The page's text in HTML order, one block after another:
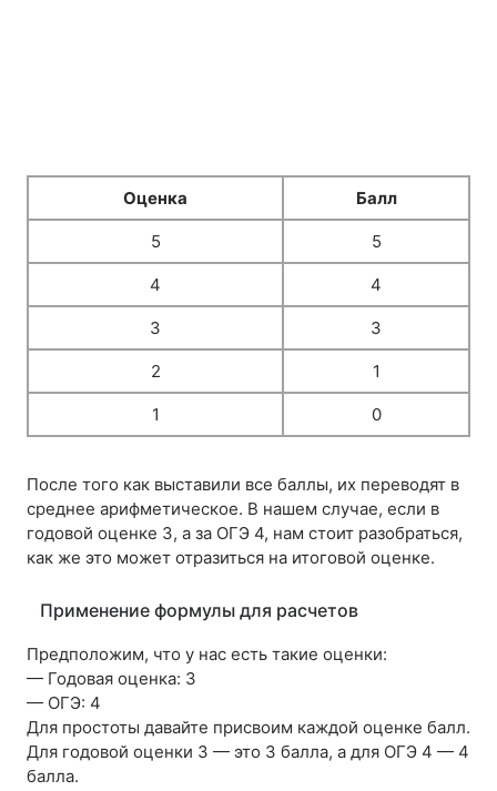
Оценка Балл
5 5
4 4
3 3
2 1
1 0
После того как выставили все баллы, их переводят в
среднее арифметическое. В нашем случае, если в
годовой оценке 3, а за ОГЭ 4, нам стоит разобраться,
как же это может отразиться на итоговой оценке.
Применение формулы для расчетов
Предположим, что у нас есть такие оценки:
— Годовая оценка: 3
— ОГЭ: 4
Для простоты давайте присвоим каждой оценке балл.
Для годовой оценки 3 — это 3 балла, а для ОГЭ 4 — 4
балла.